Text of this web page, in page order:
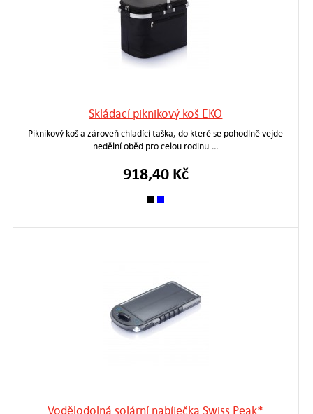
Skládací piknikový koš EKO
Piknikový koš a zároveň chladící taška, do které se pohodlně vejde
nedělní oběd pro celou rodinu.…
918,40 Kč
Vodělodolná solární nabíječka Swiss Peak*